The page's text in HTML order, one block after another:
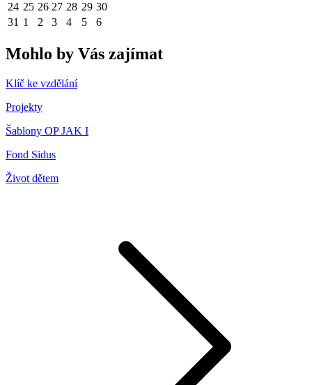
24 25 26 27 28 29 30
31 1 2 3 4 5 6
Mohlo by Vás zajímat
Klíč ke vzdělání
Projekty
Šablony OP JAK I
Fond Sidus
Život dětem